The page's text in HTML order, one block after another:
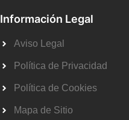
Información Legal
Aviso Legal
Política de Privacidad
Política de Cookies
Mapa de Sitio